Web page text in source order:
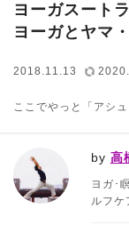
ヨーガスート
ヨーガとヤマ
2018.11.13
ここでやっと「アシ
by 高
ヨガ･
ルフケ